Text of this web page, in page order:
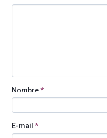
Nombre*
E-mail *